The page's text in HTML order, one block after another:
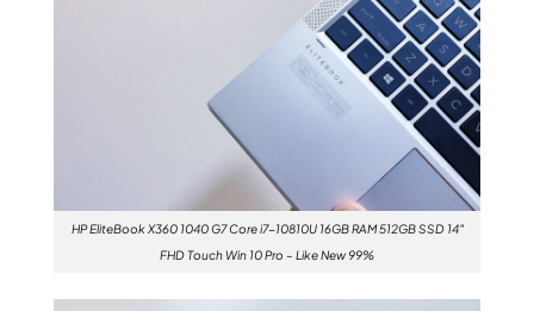
HP EliteBook X360 1040 G7 Core i7-10810U 16GB RAM 512GB SSD 14″
FHD Touch Win 10 Pro – Like New 99%